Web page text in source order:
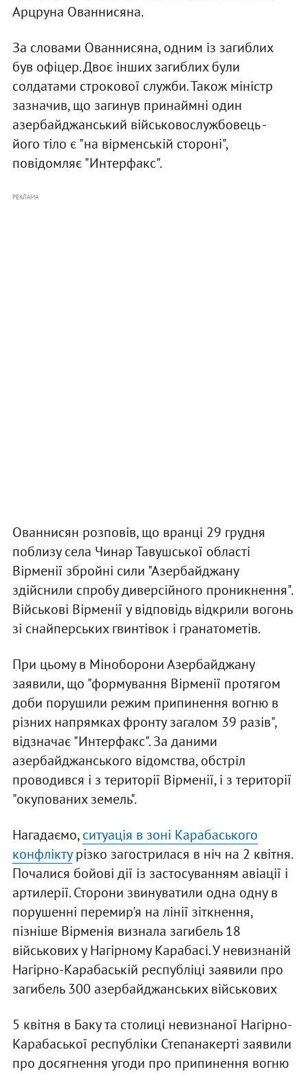
Арцруна Ованнисяна.
За словами Ованнисяна, одним із загиблих
був офіцер. Двоє інших загиблих були
солдатами строкової служби. Також міністр
зазначив, що загинув принаймні один
азербайджанський військовослужбовець -
його тіло є "на вірменській стороні",
повідомляє "Интерфакс".
РЕКЛАМА
Ованнисян розповів, що вранці 29 грудня
поблизу села Чинар Тавушської області
Вірменії збройні сили "Азербайджану
здійснили спробу диверсійного проникнення".
Військові Вірменії у відповідь відкрили вогонь
зі снайперських гвинтівок і гранатометів.
При цьому в Міноборони Азербайджану
заявили, що "формування Вірменії протягом
доби порушили режим припинення вогню в
різних напрямках фронту загалом 39 разів",
відзначає "Интерфакс". За даними
азербайджанського відомства, обстріл
проводився і з території Вірменії, і з території
"окупованих земель".
Нагадаємо,ситуація в зоні Карабаського
конфліктурізко загострилася в ніч на 2 квітня.
Почалися бойові дії із застосуванням авіації і
артилерії. Сторони звинуватили одна одну в
порушенні перемир'я на лінії зіткнення,
пізніше Вірменія визнала загибель 18
військових у Нагірному Карабасі. У невизнаній
Нагірно-Карабаській республіці заявили про
загибель 300 азербайджанських військових
5 квітня в Баку та столиці невизнаної Нагірно-
Карабаської республіки Степанакерті заявили
про досягнення угоди про припинення вогню